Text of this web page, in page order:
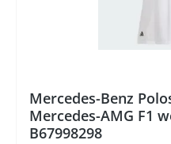
Mercedes-Benz
Mercedes-AMG F1
B67998298